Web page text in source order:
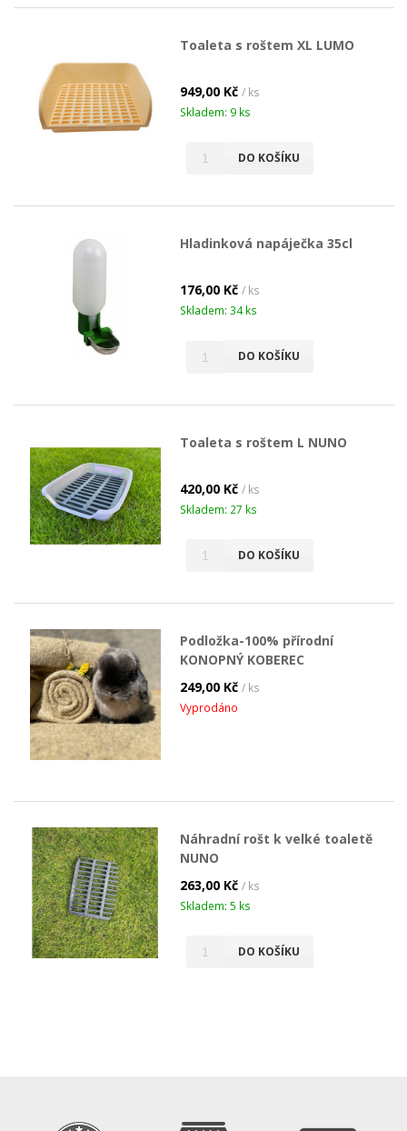
Toaleta s roštem XL LUMO
949,00 Kč / ks
Skladem: 9 ks
DO KOŠÍKU
Hladinková napáječka 35cl
176,00 Kč / ks
Skladem: 34 ks
DO KOŠÍKU
Toaleta s roštem L NUNO
420,00 Kč / ks
Skladem: 27 ks
DO KOŠÍKU
Podložka-100% přírodní
KONOPNÝ KOBEREC
249,00 Kč / ks
Vyprodáno
Náhradní rošt k velké toaletě
NUNO
263,00 Kč / ks
Skladem: 5 ks
DO KOŠÍKU